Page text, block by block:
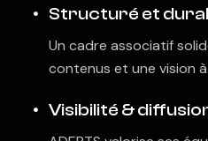
Structuré et
Un cadre associatif
contenus et une vision
Visibilité &